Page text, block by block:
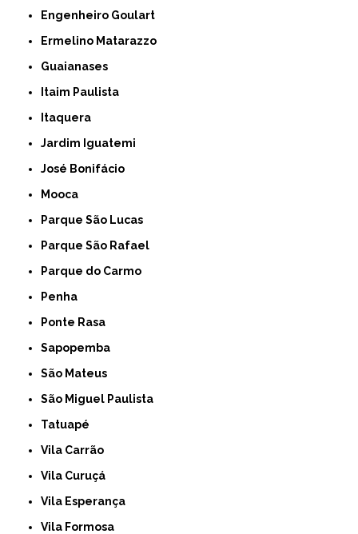
Engenheiro Goulart
Ermelino Matarazzo
Guaianases
Itaim Paulista
Itaquera
Jardim Iguatemi
José Bonifácio
Mooca
Parque São Lucas
Parque São Rafael
Parque do Carmo
Penha
Ponte Rasa
Sapopemba
São Mateus
São Miguel Paulista
Tatuapé
Vila Carrão
Vila Curuçá
Vila Esperança
Vila Formosa